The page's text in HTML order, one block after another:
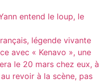
entend le loup, le
légende vivante
avec « Kenavo », une
le 20 mars chez eux, à
revoir à la scène, pas